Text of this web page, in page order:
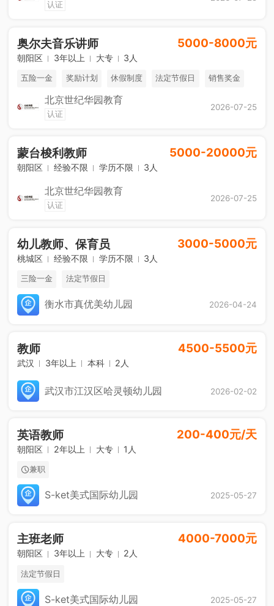
认证
奥尔夫音乐讲师 5000-8000元
朝阳区 3年以上 大专 3人
五险一金 奖励计划 休假制度 法定节假日 销售奖金
免费进修 海外游学 综合补贴
北京世纪华园教育
认证
2026-07-25
蒙台梭利教师 5000-20000元
朝阳区 经验不限 学历不限 3人
北京世纪华园教育
认证
2026-07-25
幼儿教师、保育员 3000-5000元
桃城区 经验不限 学历不限 3人
三险一金 法定节假日
衡水市真优美幼儿园 2026-04-24
教师 4500-5500元
武汉 3年以上 本科 2人
武汉市江汉区哈灵顿幼儿园 2026-02-02
英语教师 200-400元/天
朝阳区 2年以上 大专 1人
兼职
S-ket美式国际幼儿园 2025-05-27
主班老师 4000-7000元
朝阳区 3年以上 大专 2人
法定节假日
S-ket美式国际幼儿园 2025-05-27